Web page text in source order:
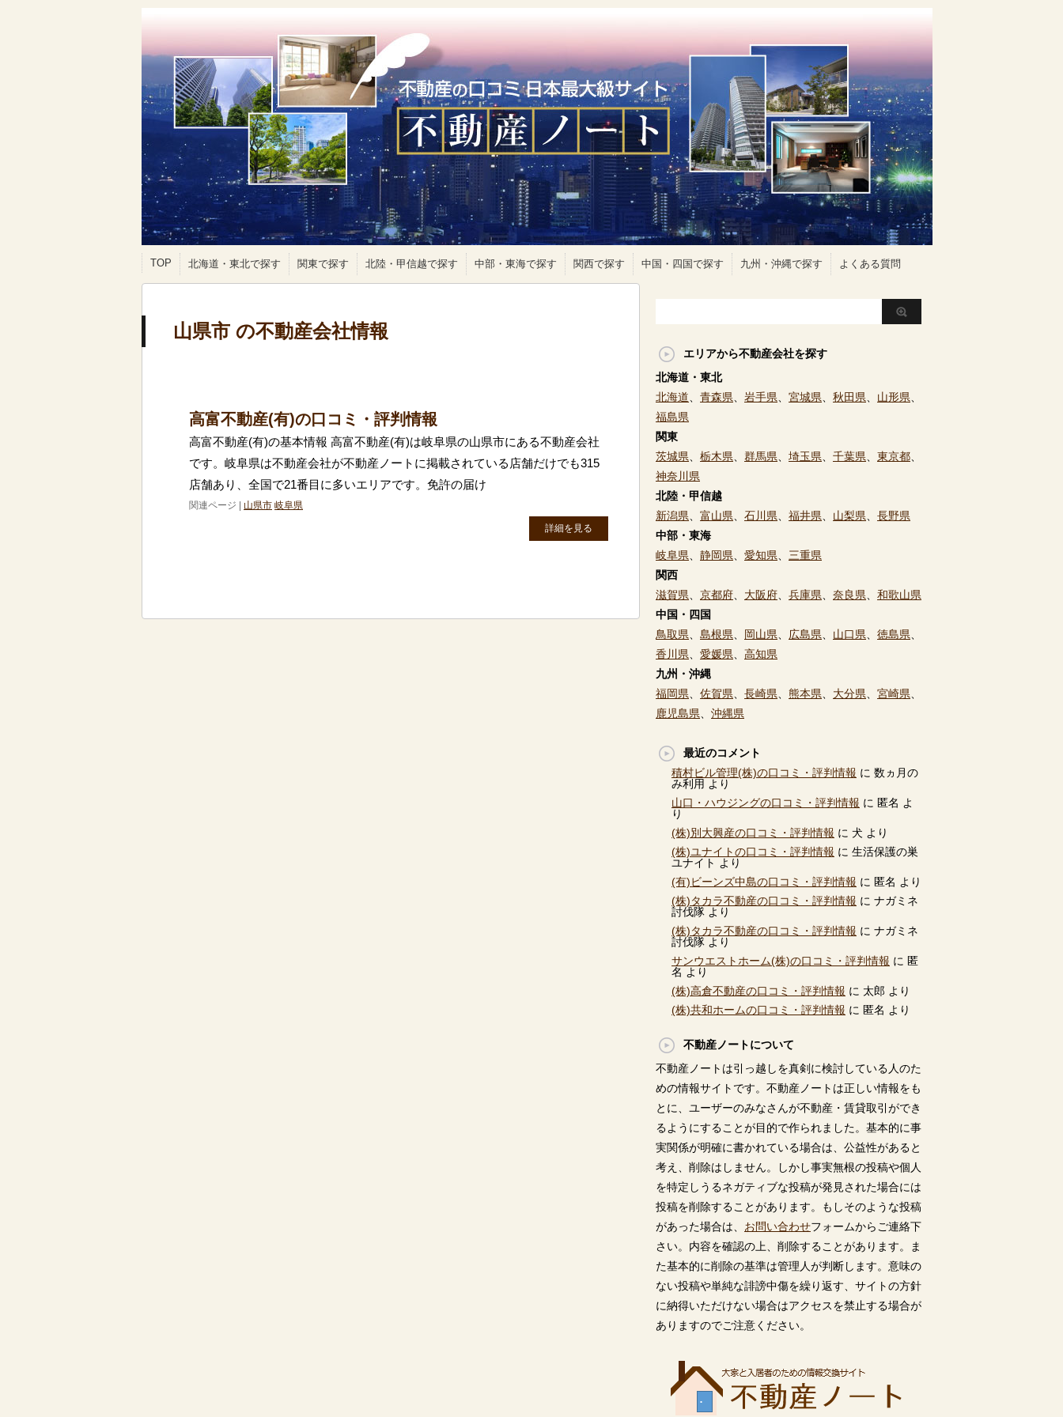
TOP 北海道・東北で探す 関東で探す 北陸・甲信越で探す 中部・東海で探す 関西で探す 中国・四国で探す 九州・沖縄で探す よくある質問
山県市 の不動産会社情報
高富不動産(有)の口コミ・評判情報
高富不動産(有)の基本情報 高富不動産(有)は岐阜県の山県市にある不動産会社
です。岐阜県は不動産会社が不動産ノートに掲載されている店舗だけでも315
店舗あり、全国で21番目に多いエリアです。免許の届け
関連ページ | 山県市 岐阜県
詳細を見る
エリアから不動産会社を探す
北海道・東北
北海道
青森県 岩手県 宮城県 秋田県 山形県
福島県
関東
茨城県
栃木県 群馬県 埼玉県 千葉県 東京都
神奈川県
北陸・甲信越
新潟県
富山県 石川県 福井県 山梨県
長野県
中部・東海
岐阜県
静岡県 愛知県
三重県
関西
滋賀県
京都府 大阪府 兵庫県 奈良県
和歌山県
中国・四国
鳥取県
島根県 岡山県 広島県 山口県 徳島県
香川県
愛媛県
高知県
九州・沖縄
福岡県
佐賀県 長崎県 熊本県 大分県 宮崎県
鹿児島県
沖縄県
最近のコメント
積村ビル管理(株)の口コミ・評判情報 に 数ヵ月の
み利用 より
山口・ハウジングの口コミ・評判情報 に 匿名 よ
り
(株)別大興産の口コミ・評判情報 に 犬 より
(株)ユナイトの口コミ・評判情報 に 生活保護の巣
ユナイト より
(有)ビーンズ中島の口コミ・評判情報 に 匿名 より
(株)タカラ不動産の口コミ・評判情報 に ナガミネ
討伐隊 より
(株)タカラ不動産の口コミ・評判情報 に ナガミネ
討伐隊 より
サンウエストホーム(株)の口コミ・評判情報 に 匿
名 より
(株)高倉不動産の口コミ・評判情報 に 太郎 より
(株)共和ホームの口コミ・評判情報 に 匿名 より
不動産ノートについて
不動産ノートは引っ越しを真剣に検討している人のた
めの情報サイトです。不動産ノートは正しい情報をも
とに、ユーザーのみなさんが不動産・賃貸取引ができ
るようにすることが目的で作られました。基本的に事
実関係が明確に書かれている場合は、公益性があると
考え、削除はしません。しかし事実無根の投稿や個人
を特定しうるネガティブな投稿が発見された場合には
投稿を削除することがあります。もしそのような投稿
があった場合は、 お問い合わせフォームからご連絡下
さい。内容を確認の上、削除することがあります。ま
た基本的に削除の基準は管理人が判断します。意味の
ない投稿や単純な誹謗中傷を繰り返す、サイトの方針
に納得いただけない場合はアクセスを禁止する場合が
ありますのでご注意ください。